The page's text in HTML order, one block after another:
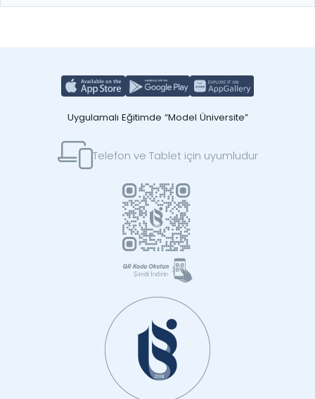
Uygulamalı Eğitimde “Model Üniversite”
Telefon ve Tablet için uyumludur